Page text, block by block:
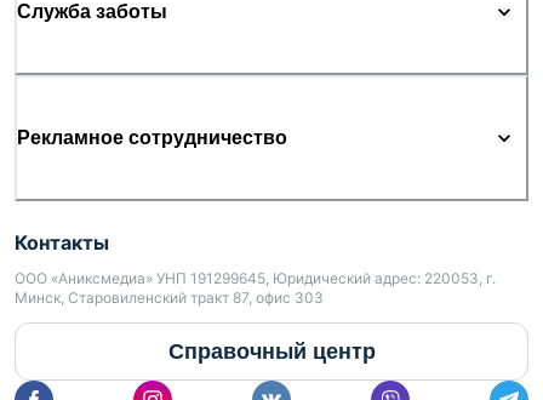
Служба заботы
Рекламное сотрудничество
Контакты
ООО «Аниксмедиа» УНП 191299645, Юридический адрес: 220053, г.
Минск, Старовиленский тракт 87, офис 303
Справочный центр